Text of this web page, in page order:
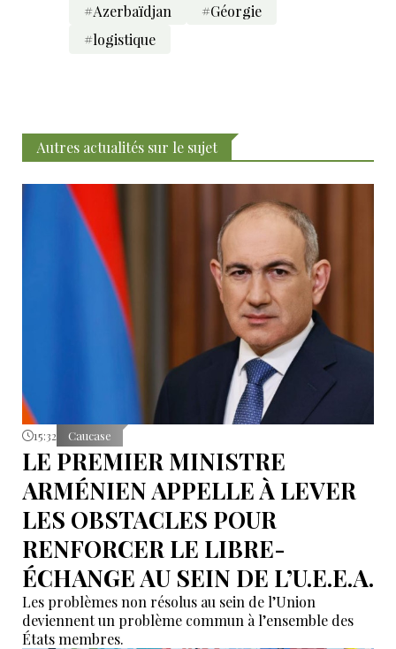
#Azerbaïdjan
#Géorgie
#logistique
Autres actualités sur le sujet
15:32 Caucase
LE PREMIER MINISTRE
ARMÉNIEN APPELLE À LEVER
LES OBSTACLES POUR
RENFORCER LE LIBRE-
ÉCHANGE AU SEIN DE L’U.E.E.A.
Les problèmes non résolus au sein de l’Union
deviennent un problème commun à l’ensemble des
États membres.